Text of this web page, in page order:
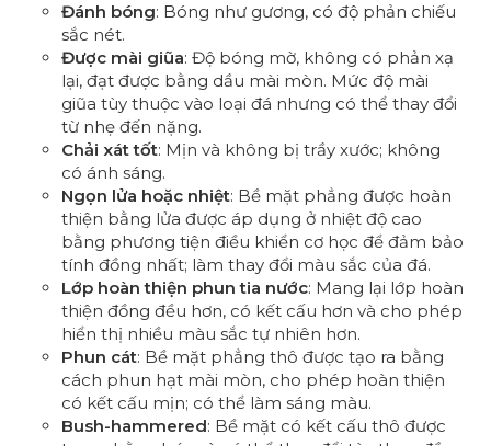
Đánh bóng: Bóng như gương, có độ phản chiếu
sắc nét.
Được mài giũa: Độ bóng mờ, không có phản xạ
lại, đạt được bằng dầu mài mòn. Mức độ mài
giũa tùy thuộc vào loại đá nhưng có thể thay đổi
từ nhẹ đến nặng.
Chải xát tốt: Mịn và không bị trầy xước; không
có ánh sáng.
Ngọn lửa hoặc nhiệt: Bề mặt phẳng được hoàn
thiện bằng lửa được áp dụng ở nhiệt độ cao
bằng phương tiện điều khiển cơ học để đảm bảo
tính đồng nhất; làm thay đổi màu sắc của đá.
Lớp hoàn thiện phun tia nước: Mang lại lớp hoàn
thiện đồng đều hơn, có kết cấu hơn và cho phép
hiển thị nhiều màu sắc tự nhiên hơn.
Phun cát: Bề mặt phẳng thô được tạo ra bằng
cách phun hạt mài mòn, cho phép hoàn thiện
có kết cấu mịn; có thể làm sáng màu.
Bush-hammered: Bề mặt có kết cấu thô được